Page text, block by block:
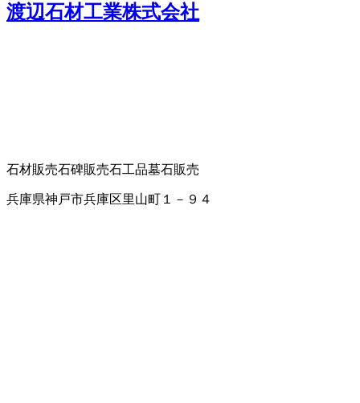
渡辺石材工業株式会社
石材販売石碑販売石工品墓石販売
兵庫県神戸市兵庫区里山町１－９４